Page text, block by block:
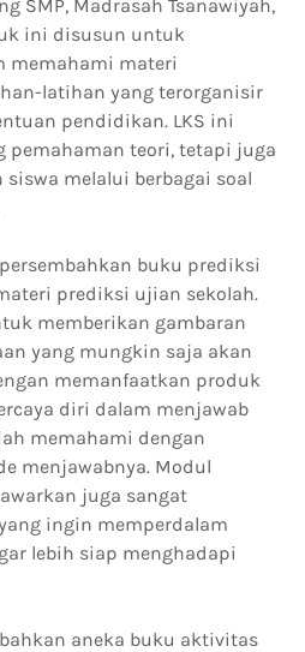
SMP, Madrasah Tsanawiyah,
ini disusun untuk
memahami materi
latihan yang terorganisir
pendidikan. LKS ini
pemahaman teori, tetapi juga
melalui berbagai soal
buku prediksi
prediksi ujian sekolah.
memberikan gambaran
yang mungkin saja akan
memanfaatkan produk
diri dalam menjawab
memahami dengan
menjawabnya. Modul
juga sangat
ingin memperdalam
lebih siap menghadapi
aneka buku aktivitas